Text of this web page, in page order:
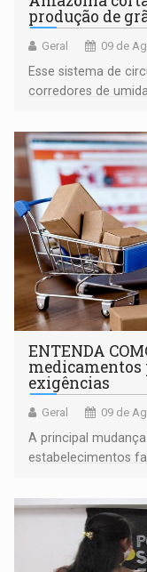
produção de
Geral 09 de
Esse sistema de
corredores de
ENTENDA
medicamentos
exigências
Geral 09 de
A principal
estabelecimentos